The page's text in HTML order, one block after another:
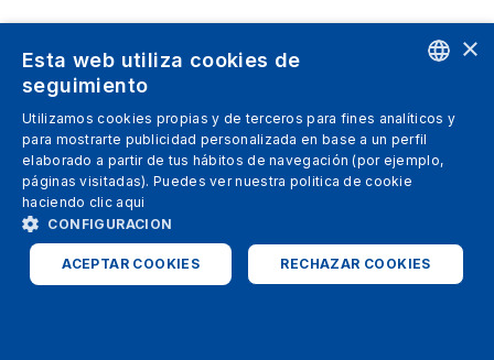
SPANISH
ITALIAN
ENGLISH
×
Esta web utiliza cookies de
seguimiento
Utilizamos cookies propias y de terceros para fines analíticos y
para mostrarte publicidad personalizada en base a un perfil
elaborado a partir de tus hábitos de navegación (por ejemplo,
páginas visitadas). Puedes ver nuestra politica de cookie
haciendo clic aqui
CONFIGURACION
ACEPTAR COOKIES RECHAZAR COOKIES